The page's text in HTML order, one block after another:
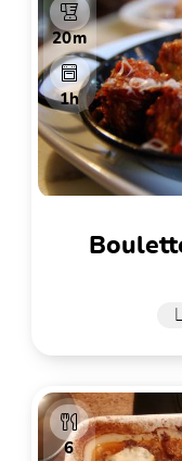
20m
1h
boulettes de viande sauce
6